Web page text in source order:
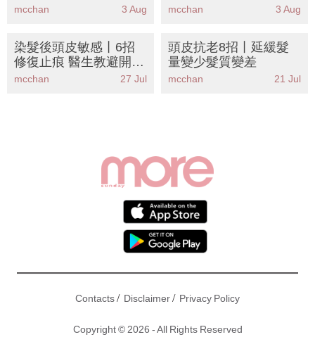
mcchan 3 Aug mcchan 3 Aug
染髮後頭皮敏感丨6招
修復止痕 醫生教避開發
炎
mcchan 27 Jul
頭皮抗老8招丨延緩髮
量變少髮質變差
mcchan 21 Jul
Contacts/ Disclaimer/ Privacy Policy
Copyright © 2026 - All Rights Reserved